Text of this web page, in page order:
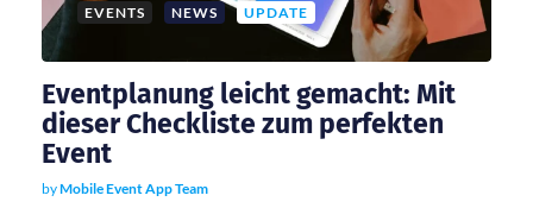
g
a
t
EVENTS NEWS UPDATE
Eventplanung leicht gemacht: Mit
dieser Checkliste zum perfekten
Event
byMobile Event App Team